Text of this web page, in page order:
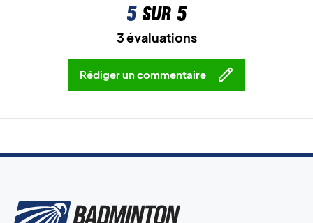
5sur 5
3 évaluations
Rédiger un commentaire